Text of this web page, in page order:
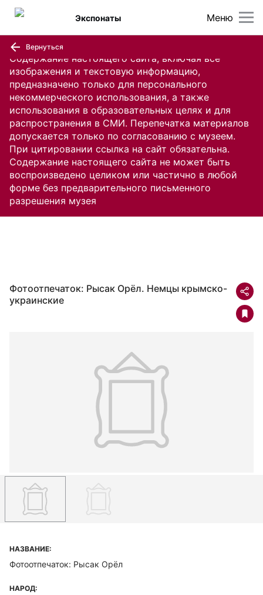
Содержание настоящего сайта, включая все
изображения и текстовую информацию,
предназначено только для персонального
некоммерческого использования, а также
использования в образовательных целях и для
распространения в СМИ. Перепечатка материалов
допускается только по согласованию с музеем.
При цитировании ссылка на сайт обязательна.
Содержание настоящего сайта не может быть
воспроизведено целиком или частично в любой
форме без предварительного письменного
разрешения музея
Меню
Экспонаты
Вернуться
Фотоотпечаток: Рысак Орёл. Немцы крымско-
украинские
НАЗВАНИЕ:
Фотоотпечаток: Рысак Орёл
НАРОД: